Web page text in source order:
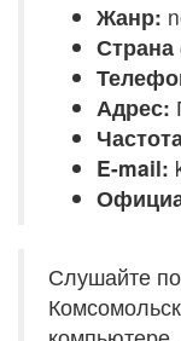
Жанр:
Страна
Адрес:
E-mail:
Слушайте